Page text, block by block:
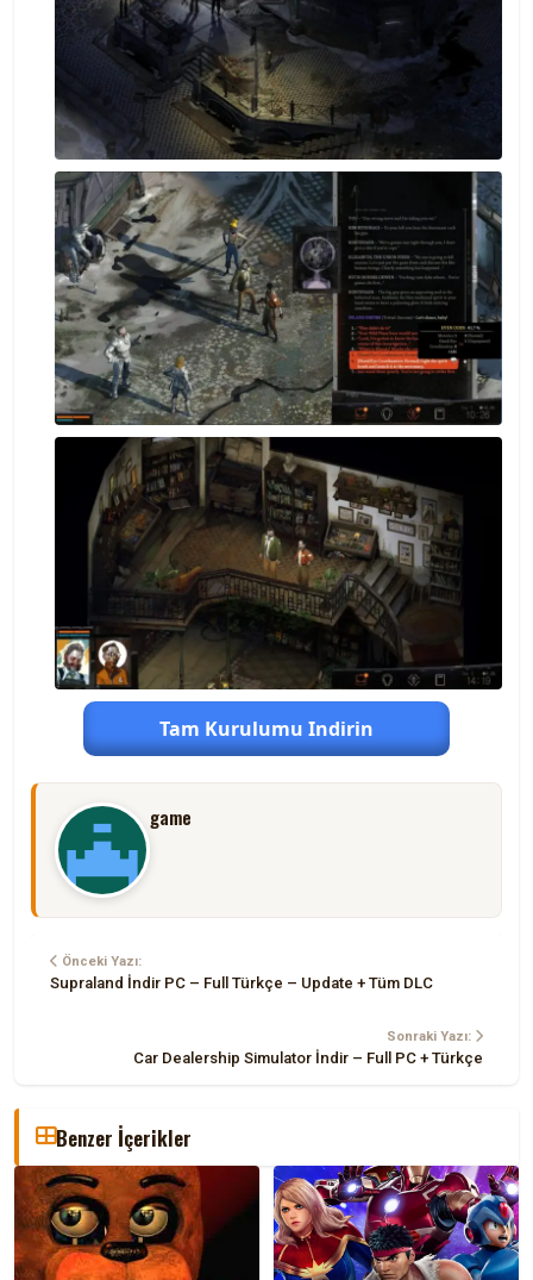
Tam Kurulumu Indirin
game
Önceki Yazı:
Supraland İndir PC – Full Türkçe – Update + Tüm DLC
Sonraki Yazı:
Car Dealership Simulator İndir – Full PC + Türkçe
Benzer İçerikler